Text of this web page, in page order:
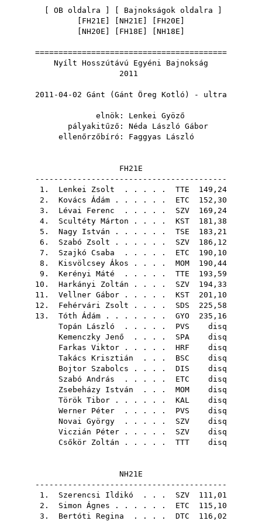
OB oldalra Bajnokságok oldalra
FH21E NH21E FH20E
NH20E FH18E NH18E
=========================================
Nyílt Hosszútávú Egyéni Bajnokság
2011
2011-04-02 Gánt (Gánt Öreg Kotló) - ultra
elnök: Lenkei Gyöző
pályakitűző: Néda László Gábor
ellenőrzőbíró: Faggyas László
FH21E
-----------------------------------------
1. Lenkei Zsolt . . . . . TTE 149,24
2. Kovács Ádám . . . . . . ETC 152,30
3. Lévai Ferenc . . . . . SZV 169,24
4. Scultéty Márton . . . . KST 181,38
5. Nagy István . . . . . . TSE 183,21
6. Szabó Zsolt . . . . . . SZV 186,12
7. Szajkó Csaba . . . . . ETC 190,10
8. Kisvölcsey Ákos . . . . MOM 190,44
9. Kerényi Máté . . . . . TTE 193,59
10. Harkányi Zoltán . . . . SZV 194,33
11. Vellner Gábor . . . . . KST 201,10
12. Fehérvári Zsolt . . . . SDS 225,58
13. Tóth Ádám . . . . . . . GYO 235,16
Topán László . . . . . PVS disq
Kemenczky Jenő . . . . SPA disq
Farkas Viktor . . . . . HRF disq
Takács Krisztián . . . BSC disq
Bojtor Szabolcs . . . . DIS disq
Szabó András . . . . . ETC disq
Zsebeházy István . . . MOM disq
Török Tibor . . . . . . KAL disq
Werner Péter . . . . . PVS disq
Novai György . . . . . SZV disq
Viczián Péter . . . . . SZV disq
Csőkör Zoltán . . . . . TTT disq
NH21E
-----------------------------------------
1. Szerencsi Ildikó . . . SZV 111,01
2. Simon Ágnes . . . . . . ETC 115,10
3. Bertóti Regina . . . . DTC 116,02